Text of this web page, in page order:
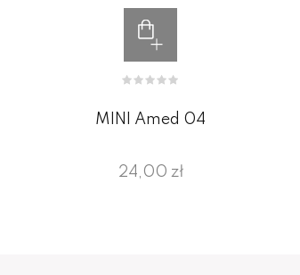
MINI Amed 04
24,00 zł